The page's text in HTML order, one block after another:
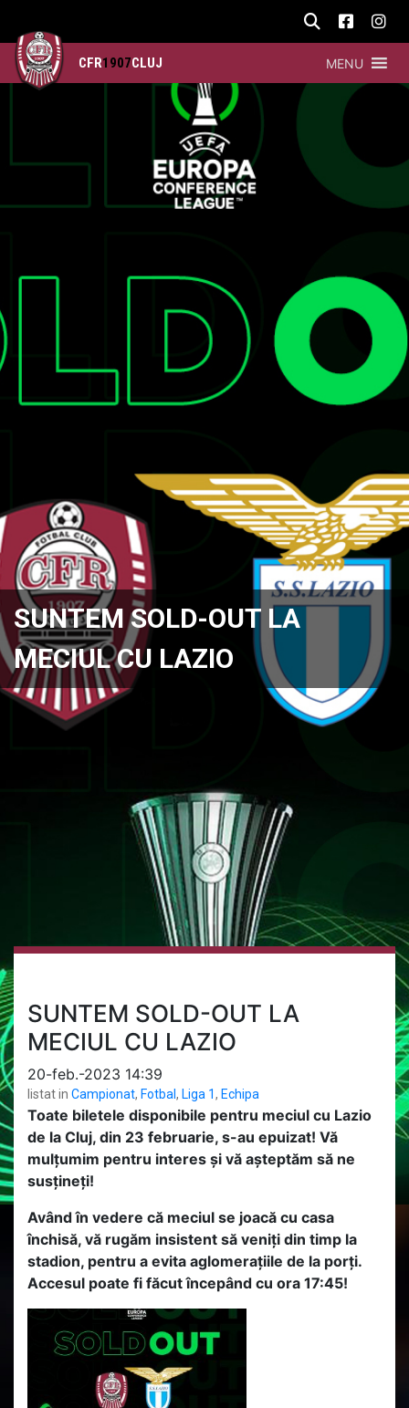
CFR1907CLUJ MENU
SUNTEM SOLD-OUT LA
MECIUL CU LAZIO
SUNTEM SOLD-OUT LA
MECIUL CU LAZIO
20-feb.-2023 14:39
listat in Campionat, Fotbal, Liga 1, Echipa
Toate biletele disponibile pentru meciul cu Lazio
de la Cluj, din 23 februarie, s-au epuizat! Vă
mulțumim pentru interes și vă așteptăm să ne
susțineți!
Având în vedere că meciul se joacă cu casa
închisă, vă rugăm insistent să veniți din timp la
stadion, pentru a evita aglomerațiile de la porți.
Accesul poate fi făcut începând cu ora 17:45!